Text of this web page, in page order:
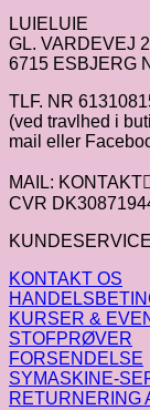
LUIELUIE
GL. VARDEVEJ
6715 ESBJERG N
TLF. NR
(ved travlhed i
mail eller
MAIL:
CVR
KUNDESERVICE
KONTAKT OS
KURSER &
STOFPRØVER
FORSENDELSE
SYMASKINE-
RETURNERING